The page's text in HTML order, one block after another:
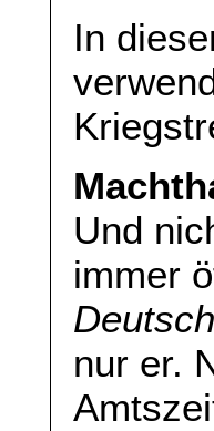
In
Und
immer
nur er.